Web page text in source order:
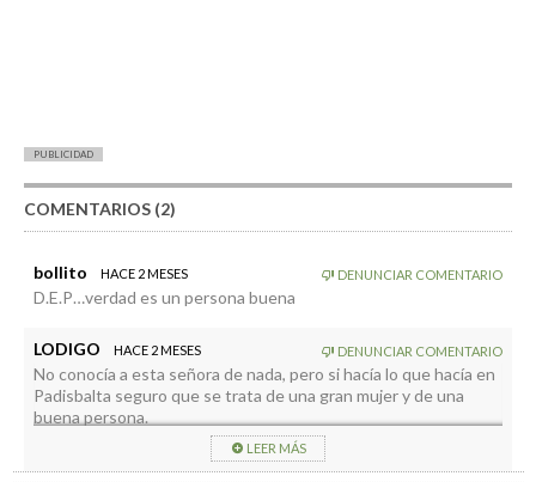
PUBLICIDAD
COMENTARIOS (2)
bollito HACE 2 MESES DENUNCIAR COMENTARIO
D.E.P…verdad es un persona buena
LODIGO HACE 2 MESES DENUNCIAR COMENTARIO
No conocía a esta señora de nada, pero si hacía lo que hacía en
Padisbalta seguro que se trata de una gran mujer y de una
buena persona.
Mas personas como ella hacen falta en el mundo y en la vida de
las personas
LEER MÁS